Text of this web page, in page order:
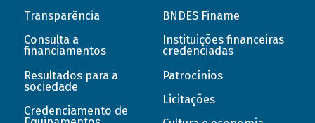
Transparência
Consulta a
financiamentos
Resultados para a
sociedade
Credenciamento de
BNDES Finame
Instituições financeiras
credenciadas
Patrocínios
Licitações